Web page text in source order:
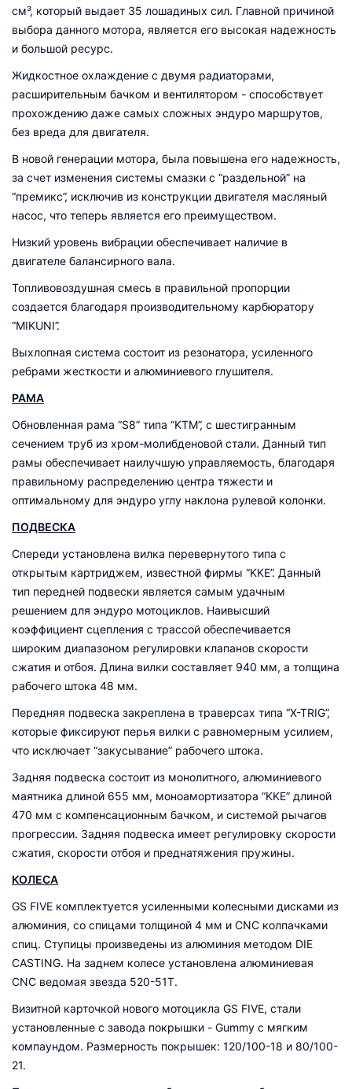
см³, который выдает 35 лошадиных сил. Главной причиной
выбора данного мотора, является его высокая надежность
и большой ресурс.
Жидкостное охлаждение с двумя радиаторами,
расширительным бачком и вентилятором - способствует
прохождению даже самых сложных эндуро маршрутов,
без вреда для двигателя.
В новой генерации мотора, была повышена его надежность,
за счет изменения системы смазки с “раздельной” на
“премикс”, исключив из конструкции двигателя масляный
насос, что теперь является его преимуществом.
Низкий уровень вибрации обеспечивает наличие в
двигателе балансирного вала.
Топливовоздушная смесь в правильной пропорции
создается благодаря производительному карбюратору
“MIKUNI”.
Выхлопная система состоит из резонатора, усиленного
ребрами жесткости и алюминиевого глушителя.
РАМА
Обновленная рама “S8” типа “KTM”, с шестигранным
сечением труб из хром-молибденовой стали. Данный тип
рамы обеспечивает наилучшую управляемость, благодаря
правильному распределению центра тяжести и
оптимальному для эндуро углу наклона рулевой колонки.
ПОДВЕСКА
Спереди установлена вилка перевернутого типа с
открытым картриджем, известной фирмы “KKE”. Данный
тип передней подвески является самым удачным
решением для эндуро мотоциклов. Наивысший
коэффициент сцепления с трассой обеспечивается
широким диапазоном регулировки клапанов скорости
сжатия и отбоя. Длина вилки составляет 940 мм, а толщина
рабочего штока 48 мм.
Передняя подвеска закреплена в траверсах типа “X-TRIG”,
которые фиксируют перья вилки с равномерным усилием,
что исключает “закусывание” рабочего штока.
Задняя подвеска состоит из монолитного, алюминиевого
маятника длиной 655 мм, моноамортизатора “KKE” длиной
470 мм с компенсационным бачком, и системой рычагов
прогрессии. Задняя подвеска имеет регулировку скорости
сжатия, скорости отбоя и преднатяжения пружины.
КОЛЕСА
GS FIVE комплектуется усиленными колесными дисками из
алюминия, со спицами толщиной 4 мм и CNC колпачками
спиц. Ступицы произведены из алюминия методом DIE
CASTING. На заднем колесе установлена алюминиевая
CNC ведомая звезда 520-51Т.
Визитной карточкой нового мотоцикла GS FIVE, стали
установленные с завода покрышки - Gummy с мягким
компаундом. Размерность покрышек: 120/100-18 и 80/100-
21.